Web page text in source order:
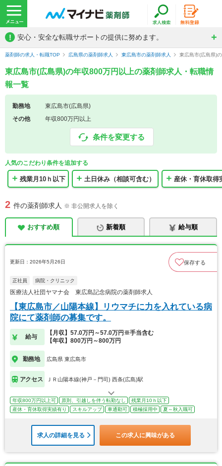
! 安心・安全な転職サポートの提供に努めます。
薬剤師の求人・転職TOP 広島県の薬剤師求人 東広島市の薬剤師求人 東広島市(広島県)
東広島市(広島県)の年収800万円以上の薬剤師求人・転職情
報一覧
勤務地
東広島市(広島県)
その他
年収800万円以上
条件を変更する
人気のこだわり条件を追加する
残業月10ｈ以下 土日休み（相談可含む） 産休・育休取得
2 件の薬剤師求人 ※ 非公開求人を除く
おすすめ順 新着順 給与順
更新日：2026年5月26日 保存する
正社員 病院・クリニック
医療法人社団ヤマナ会 東広島記念病院の薬剤師求人
【東広島市／山陽本線】リウマチに力を入れている病
院にて薬剤師の募集です。
給与
【月収】57.0万円～57.0万円※手当含む
【年収】800万円～800万円
勤務地 広島県 東広島市
アクセス ＪＲ山陽本線(神戸－門司) 西条(広島)駅
年収800万円以上可 原則、引越しを伴う転勤なし
残業月10ｈ以下
産休・育休取得実績有り
スキルアップ 車通勤可 積極採用中 夏～秋入職可
求人の詳細を見る この求人に興味がある